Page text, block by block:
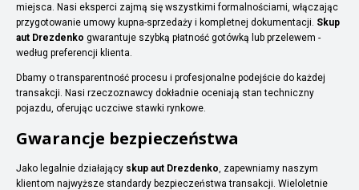
miejsca. Nasi eksperci zajmą się wszystkimi formalnościami, włączając
przygotowanie umowy kupna-sprzedaży i kompletnej dokumentacji. Skup
aut Drezdenko gwarantuje szybką płatność gotówką lub przelewem -
według preferencji klienta.
Dbamy o transparentność procesu i profesjonalne podejście do każdej
transakcji. Nasi rzeczoznawcy dokładnie oceniają stan techniczny
pojazdu, oferując uczciwe stawki rynkowe.
Gwarancje bezpieczeństwa
Jako legalnie działający skup aut Drezdenko, zapewniamy naszym
klientom najwyższe standardy bezpieczeństwa transakcji. Wieloletnie